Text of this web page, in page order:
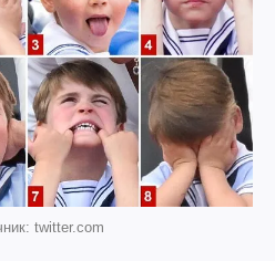
twitter.com